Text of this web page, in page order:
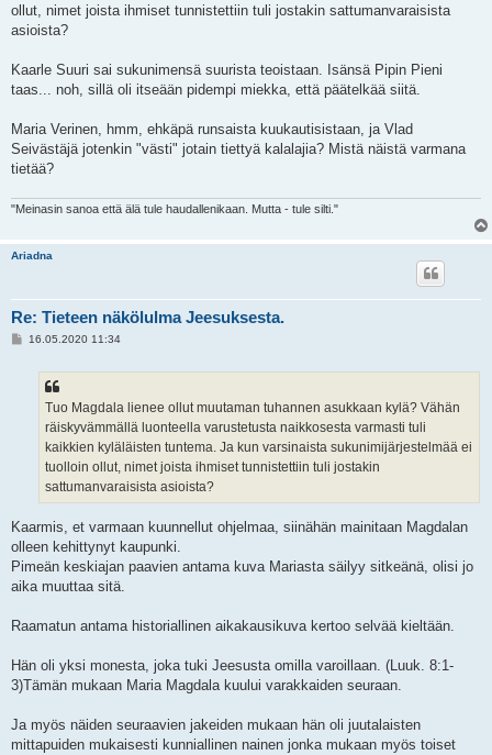
ollut, nimet joista ihmiset tunnistettiin tuli jostakin sattumanvaraisista
asioista?
Kaarle Suuri sai sukunimensä suurista teoistaan. Isänsä Pipin Pieni
taas... noh, sillä oli itseään pidempi miekka, että päätelkää siitä.
Maria Verinen, hmm, ehkäpä runsaista kuukautisistaan, ja Vlad
Seivästäjä jotenkin "västi" jotain tiettyä kalalajia? Mistä näistä varmana
tietää?
"Meinasin sanoa että älä tule haudallenikaan. Mutta - tule silti."
Ariadna
Re: Tieteen näkölulma Jeesuksesta.
V16.05.2020 11:34
Tuo Magdala lienee ollut muutaman tuhannen asukkaan kylä? Vähän
räiskyvämmällä luonteella varustetusta naikkosesta varmasti tuli
kaikkien kyläläisten tuntema. Ja kun varsinaista sukunimijärjestelmää ei
tuolloin ollut, nimet joista ihmiset tunnistettiin tuli jostakin
sattumanvaraisista asioista?
Kaarmis, et varmaan kuunnellut ohjelmaa, siinähän mainitaan Magdalan
olleen kehittynyt kaupunki.
Pimeän keskiajan paavien antama kuva Mariasta säilyy sitkeänä, olisi jo
aika muuttaa sitä.
Raamatun antama historiallinen aikakausikuva kertoo selvää kieltään.
Hän oli yksi monesta, joka tuki Jeesusta omilla varoillaan. (Luuk. 8:1-
3)Tämän mukaan Maria Magdala kuului varakkaiden seuraan.
Ja myös näiden seuraavien jakeiden mukaan hän oli juutalaisten
mittapuiden mukaisesti kunniallinen nainen jonka mukaan myös toiset